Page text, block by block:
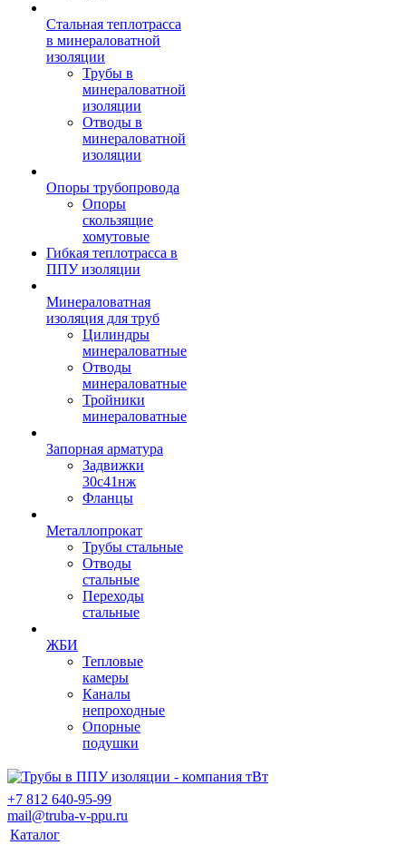
Стальная теплотрасса
в минераловатной
изоляции
Трубы в
минераловатной
изоляции
Отводы в
минераловатной
изоляции
Опоры трубопровода
Опоры
скользящие
хомутовые
Гибкая теплотрасса в
ППУ изоляции
Минераловатная
изоляция для труб
Цилиндры
минераловатные
Отводы
минераловатные
Тройники
минераловатные
Запорная арматура
Задвижки
30с41нж
Фланцы
Металлопрокат
Трубы стальные
Отводы
стальные
Переходы
стальные
ЖБИ
Тепловые
камеры
Каналы
непроходные
Опорные
подушки
+7 812 640-95-99
mail@truba-v-ppu.ru
Каталог